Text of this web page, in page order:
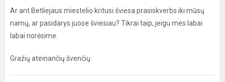
Ar ant Betliejaus miestelio kritusi šviesa prasiskverbs iki mūsų
namų, ar pasidarys juose šviesiau? Tikrai taip, jeigu mes labai
labai norėsime.
Gražių ateinančių švenčių.